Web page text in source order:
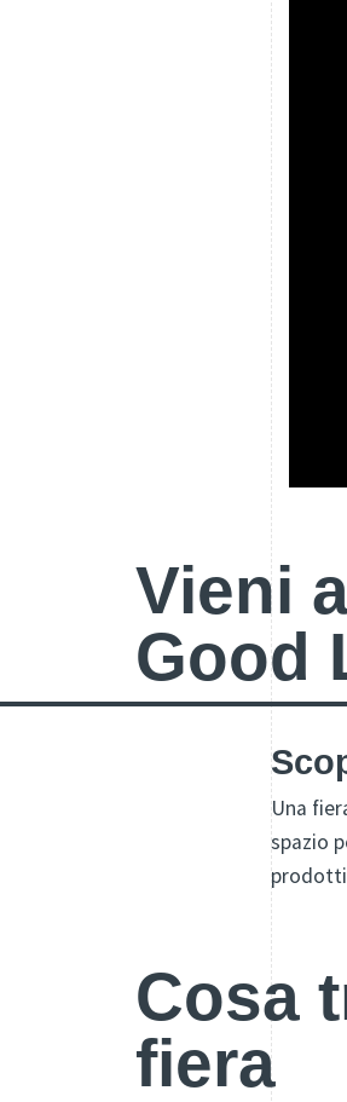
Vieni
Good
Una
spazio
prodotti
Cosa
fiera